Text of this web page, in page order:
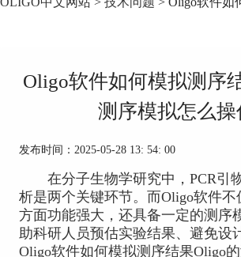
Oligo软件如何模拟测序
测序模拟怎么操
发布时间：2025-05-28 13: 54: 00
在分子生物学研究中，PCR引
析是两个关键环节。而Oligo软件不
方面功能强大，还具备一定的测序
助科研人员预估实验结果、避免设
Oligo软件如何模拟测序结果Oligo